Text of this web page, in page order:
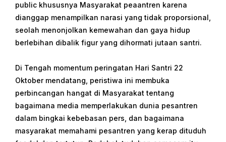
public khususnya Masyarakat peaantren karena
dianggap menampilkan narasi yang tidak proporsional,
seolah menonjolkan kemewahan dan gaya hidup
berlebihan dibalik figur yang dihormati jutaan santri.
Di Tengah momentum peringatan Hari Santri 22
Oktober mendatang, peristiwa ini membuka
perbincangan hangat di Masyarakat tentang
bagaimana media memperlakukan dunia pesantren
dalam bingkai kebebasan pers, dan bagaimana
masyarakat memahami pesantren yang kerap dituduh